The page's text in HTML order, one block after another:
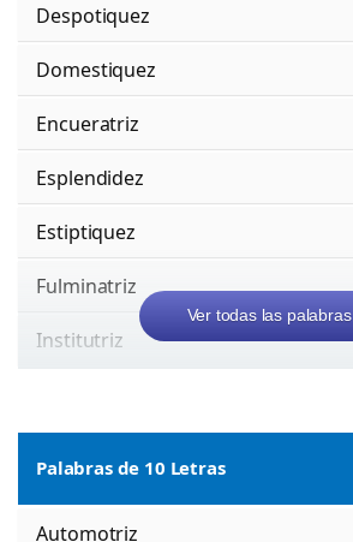
Despotiquez
Domestiquez
Encueratriz
Esplendidez
Estiptiquez
Fulminatriz
Institutriz
Ver todas las palabras
Palabras de 10 Letras
Automotriz